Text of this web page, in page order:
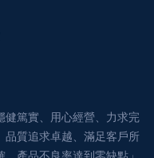
健篤實、用心經營、力求完
品質追求卓越、滿足客戶所